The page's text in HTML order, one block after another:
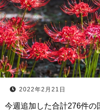
2022年2月21日
今週追加した合計276件の